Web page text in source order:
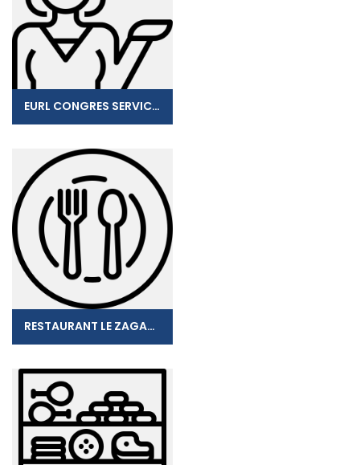
EURL CONGRES SERVICES GUADELOUPE
RESTAURANT LE ZAGAYA